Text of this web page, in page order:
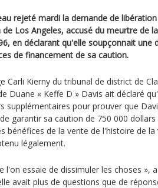
rejeté mardi la demande de
Los Angeles, accusé du meurtre de
en déclarant qu'elle soupçonnait une
de financement de sa caution.
Carli Kierny du tribunal de district de
Duane « Keffe D » Davis ait déclaré
supplémentaires pour prouver que
garantir sa caution de 750 000
bénéfices de la vente de l'histoire de la
légalement.
l'on essaie de dissimuler les choses »,
avait plus de questions que de